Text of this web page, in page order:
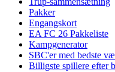
Pakker
Engangskort
EA FC 26 Pakkeliste
Kampgenerator
SBC'er med bedste
Billigste spillere efter